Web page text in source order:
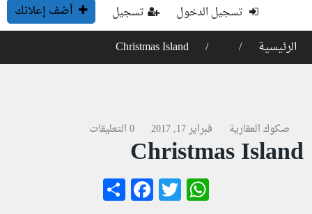
تسجيل الدخول تسجيل
أضف إعلانك
الرئيسية
Christmas Island
صكوك العقارية فبراير 17, 2017 0 التعليقات
Christmas Island
WhatsApp
Twitter
Facebook